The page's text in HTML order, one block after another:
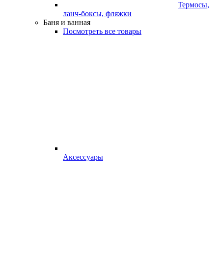
Термосы,
ланч-боксы, фляжки
Баня и ванная
Посмотреть все товары
Аксессуары